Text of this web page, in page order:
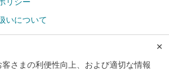
いについて
さまの利便性向上、および適切な情報
✕